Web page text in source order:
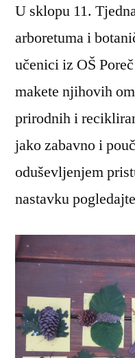
U sklopu 11.
arboretuma i
učenici iz OŠ
makete njihovih
prirodnih i
jako zabavno i
oduševljenjem
nastavku